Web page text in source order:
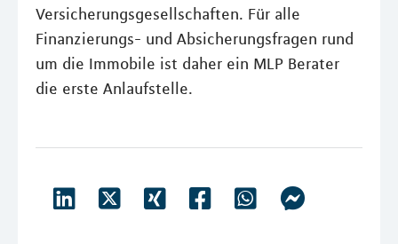
Versicherungsgesellschaften. Für alle
Finanzierungs- und Absicherungsfragen rund
um die Immobile ist daher ein MLP Berater
die erste Anlaufstelle.